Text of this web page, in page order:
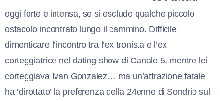
oggi forte e intensa, se si esclude qualche piccolo
ostacolo incontrato lungo il cammino. Difficile
dimenticare l’incontro tra l’ex tronista e l’ex
corteggiatrice nel dating show di Canale 5, mentre lei
corteggiava Ivan Gonzalez… ma un’attrazione fatale
ha ‘dirottato’ la preferenza della 24enne di Sondrio sul